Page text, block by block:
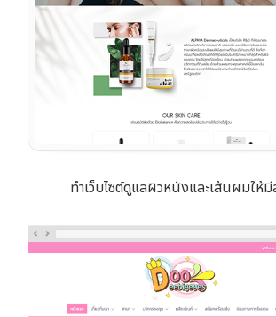
ทำเว็บไซต์ดูแลผิวหนังและเส้นผมให้